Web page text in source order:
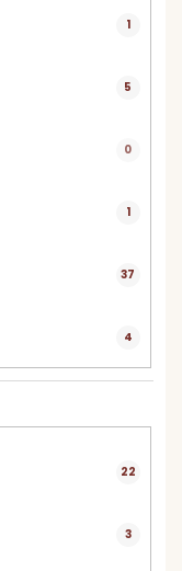
1
5
0
1
37
4
22
3